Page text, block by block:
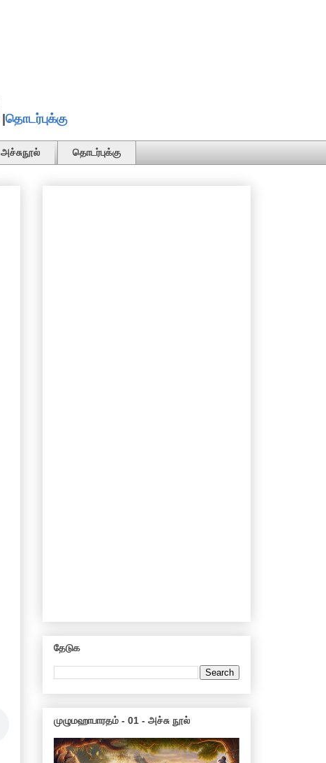
தொடர்புக்கு
அச்சுநூல் தொடர்புக்கு
தேடுக
முழுமஹாபாரதம் - 01 - அச்சு நூல்